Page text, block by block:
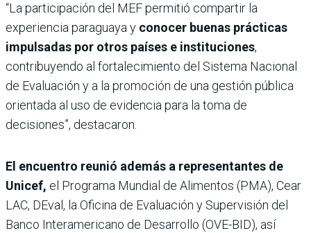
“La participación del MEF permitió compartir la
experiencia paraguaya y conocer buenas prácticas
impulsadas por otros países e instituciones,
contribuyendo al fortalecimiento del Sistema Nacional
de Evaluación y a la promoción de una gestión pública
orientada al uso de evidencia para la toma de
decisiones”, destacaron.
El encuentro reunió además a representantes de
Unicef, el Programa Mundial de Alimentos (PMA), Cear
LAC, DEval, la Oficina de Evaluación y Supervisión del
Banco Interamericano de Desarrollo (OVE-BID), así